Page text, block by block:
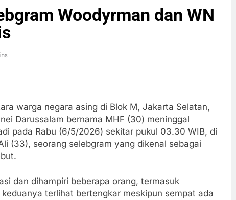
Woodyrman dan WN
warga negara asing di Blok M, Jakarta Selatan,
Darussalam bernama MHF (30) meninggal
pada Rabu (6/5/2026) sekitar pukul 03.30 WIB, di
(33), seorang selebgram yang dikenal sebagai
dan dihampiri beberapa orang, termasuk
terlihat bertengkar meskipun sempat ada